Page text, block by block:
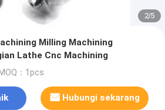
2/5
Milling Machining
Lathe Cnc Machining
MOQ：1pcs
Hubungi sekarang